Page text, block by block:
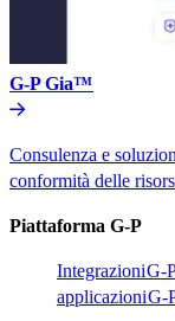
G-P Gia™​​
Consulenza e
conformità delle
Piattaforma G-P​​
Integrazioni​​G-
applicazioni​​G-